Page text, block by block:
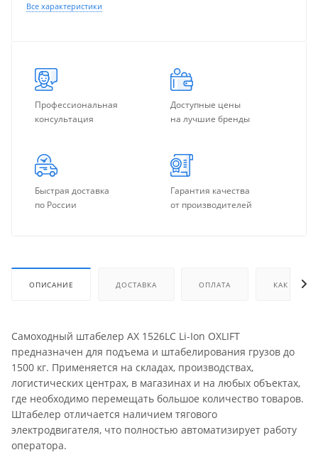
Все характеристики
Профессиональная
консультация
Доступные цены
на лучшие бренды
Быстрая доставка
по России
Гарантия качества
от производителей
ОПИСАНИЕ ДОСТАВКА ОПЛАТА КАК
Самоходный штабелер AX 1526LC Li-Ion OXLIFT
предназначен для подъема и штабелирования грузов до
1500 кг. Применяется на складах, производствах,
логистических центрах, в магазинах и на любых объектах,
где необходимо перемещать большое количество товаров.
Штабелер отличается наличием тягового
электродвигателя, что полностью автоматизирует работу
оператора.